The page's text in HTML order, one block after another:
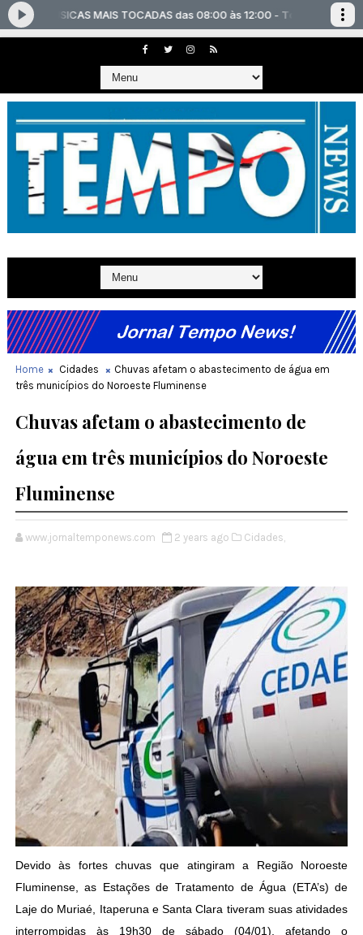
Home Cidades
Chuvas afetam o abastecimento de água em
três municípios do Noroeste Fluminense
Chuvas afetam o abastecimento de
água em três municípios do Noroeste
Fluminense
www.jornaltemponews.com 2 years ago Cidades,
Devido às fortes chuvas que atingiram a Região Noroeste
Fluminense, as Estações de Tratamento de Água (ETA’s) de
Laje do Muriaé, Itaperuna e Santa Clara tiveram suas atividades
interrompidas às 19h30 de sábado (04/01), afetando o